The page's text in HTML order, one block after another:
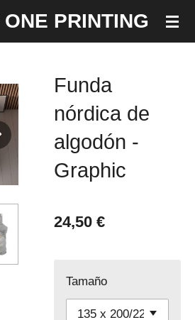
PRINTING
Funda
nórdica de
algodón -
Graphic
24,50 €
Tamaño